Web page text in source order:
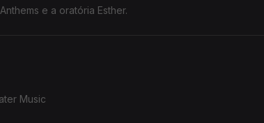
e a oratória Esther.
Music